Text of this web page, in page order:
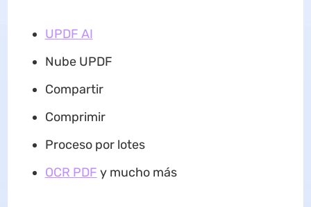
UPDF AI
Nube UPDF
Compartir
Comprimir
Proceso por lotes
OCR PDF y mucho más